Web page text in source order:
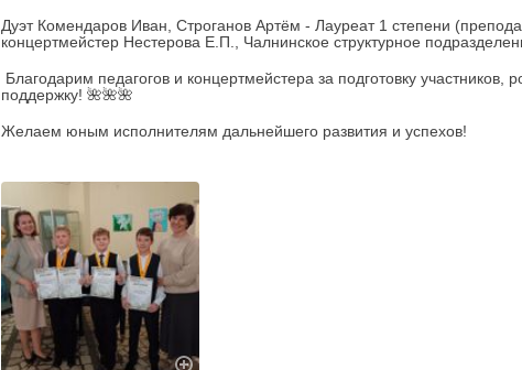
Дуэт Комендаров Иван, Строганов Артём - Лауреат 1 степени
концертмейстер Нестерова Е.П., Чалнинское структурное
Благодарим педагогов и концертмейстера за подготовку участников,
поддержку! 🌺🌺🌺
Желаем юным исполнителям дальнейшего развития и успехов!